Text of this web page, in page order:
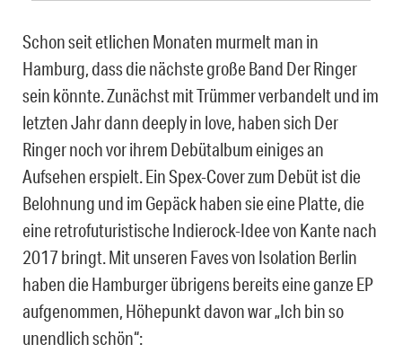
Schon seit etlichen Monaten murmelt man in
Hamburg, dass die nächste große Band Der Ringer
sein könnte. Zunächst mit Trümmer verbandelt und im
letzten Jahr dann deeply in love, haben sich Der
Ringer noch vor ihrem Debütalbum einiges an
Aufsehen erspielt. Ein Spex-Cover zum Debüt ist die
Belohnung und im Gepäck haben sie eine Platte, die
eine retrofuturistische Indierock-Idee von Kante nach
2017 bringt. Mit unseren Faves von Isolation Berlin
haben die Hamburger übrigens bereits eine ganze EP
aufgenommen, Höhepunkt davon war „Ich bin so
unendlich schön“: